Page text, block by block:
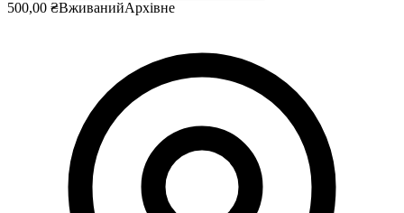
500,00 ₴ВживанийАрхівне